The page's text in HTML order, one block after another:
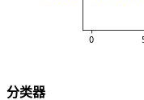
分类器